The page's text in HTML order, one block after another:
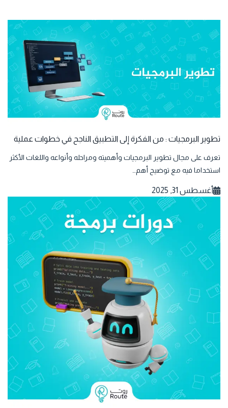
تطوير البرمجيات : من الفكرة إلى التطبيق الناجح في خطوات عملية
تعرف على مجال تطوير البرمجيات وأهميته ومراحله وأنواعه واللغات الأكثر
استخداما فيه مع توضيح أهم…
أغسطس 31, 2025